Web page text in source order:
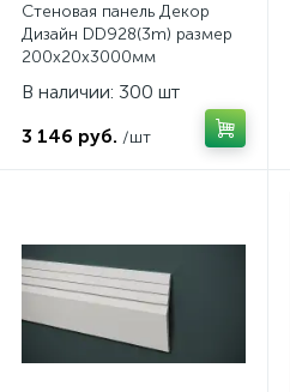
Стеновая панель Декор
Дизайн DD928(3m) размер
200x20x3000мм
В наличии: 300 шт
3 146 руб. /шт